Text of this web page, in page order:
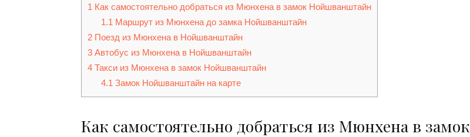
1 Как самостоятельно добраться из Мюнхена в замок Нойшванштайн
1.1 Маршрут из Мюнхена до замка Нойшванштайн
2 Поезд из Мюнхена в Нойшванштайн
3 Автобус из Мюнхена в Нойшванштайн
4 Такси из Мюнхена в замок Нойшванштайн
4.1 Замок Нойшванштайн на карте
Как самостоятельно добраться из Мюнхена в замок